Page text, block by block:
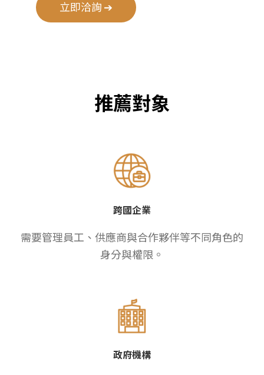
立即洽詢 ➔
推薦對象
跨國企業
需要管理員工、供應商與合作夥伴等不同角色的
身分與權限。
政府機構